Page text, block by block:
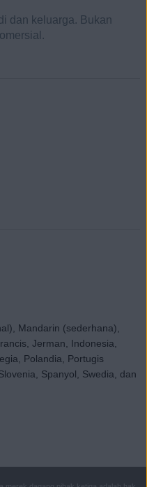
dan keluarga. Bukan
Mandarin (sederhana),
Jerman, Indonesia,
Polandia, Portugis
Spanyol, Swedia, dan